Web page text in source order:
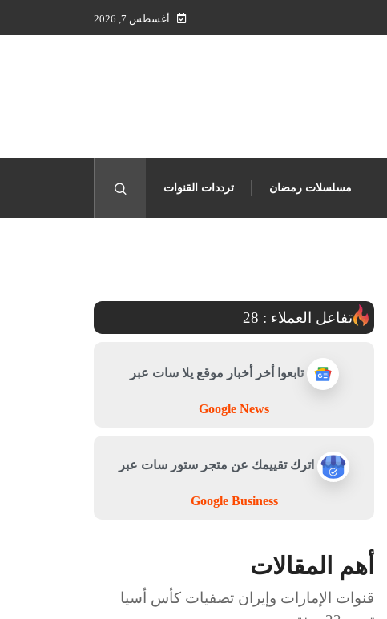
أغسطس 7, 2026
مسلسلات رمضان ترددات القنوات
تفاعل العملاء : 28
تابعوا أخر أخبار موقع يلا سات عبر
Google News
اترك تقييمك عن متجر ستور سات عبر
Google Business
أهم المقالات
قنوات الإمارات وإيران تصفيات كأس أسيا